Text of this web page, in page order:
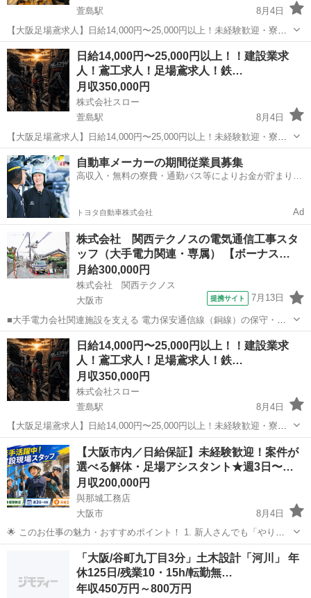
萱島駅
8月4日
【大阪足場鳶求人】日給14,000円〜25,000円以上！未経験歓迎・寮完
備・日払い相談OK｜株式会社スロー｜大阪府大東市 大阪で足場鳶の
仕事を探している方、大東市周辺で高収入の鳶職求人を探している方
はぜひ株式会社スローへ...
大阪 寝屋川市 足場
日給14,000円〜25,000円以上！！建設業求
人！鳶工求人！足場鳶求人！鉄…
月収350,000円
株式会社スロー
萱島駅
8月4日
【大阪足場鳶求人】日給14,000円〜25,000円以上！未経験歓迎・寮完
備・日払い相談OK｜株式会社スロー｜大阪府四條畷市 大阪で足場鳶
の仕事を探している方、四條畷市周辺で高収入の鳶職求人を探してい
る方はぜひ株式会社スロ...
大阪 寝屋川市 萱島駅 足場
自動車メーカーの期間従業員募集
高収入・無料の寮費・通勤バス等によりお金が貯まりや
トヨタ自動車株式会社 Ad
株式会社 関西テクノスの電気通信工事スタ
ッフ（大手電力関連・専属） 【ボーナス…
月給300,000円
株式会社 関西テクノス
大阪市
提携サイト 7月13日
■大手電力会社関連施設を支える 電力保安通信線（銅線）の保守・点
検工事を中心に、 ケーブルテレビや光ファイバーの架線・接続工事を
行います。 扱うのは発電所・変電所と制御所をつなぐ通信設備で、 社
会インフラを陰から支える重要...
大阪 大阪市 その他
日給14,000円〜25,000円以上！！建設業求
人！鳶工求人！足場鳶求人！鉄…
月収350,000円
株式会社スロー
萱島駅
8月4日
【大阪足場鳶求人】日給14,000円〜25,000円以上！未経験歓迎・寮完
備・日払い相談OK｜株式会社スロー｜大阪府枚方市 大阪で足場鳶の
仕事を探している方、枚方市周辺で高収入の鳶職求人を探している方
はぜひ株式会社スローへ...
大阪 寝屋川市 萱島駅 土木 足場
【大阪市内／日給保証】未経験歓迎！案件が
選べる解体・足場アシスタント★週3日〜…
月収200,000円
與那城工務店
大阪市
8月4日
🌟 このお仕事の魅力・おすすめポイント！ 1. 新人さんでも「やりた
い現場（案件）」が選べる！ 「最初は室内でやりたい」「解体が面白
そう」「重量物の運搬に挑戦したい」など、あなたの希望に合わせて
案件を選べます！ ＜...
鳶職
「大阪/谷町九丁目3分」土木設計「河川」 年
休125日/残業10・15h/転勤無…
年収450万円～800万円